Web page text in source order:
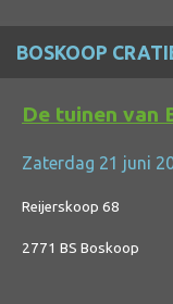
BOSKOOP
De tuinen van
Zaterdag 21 juni
Reijerskoop 68
2771 BS Boskoop